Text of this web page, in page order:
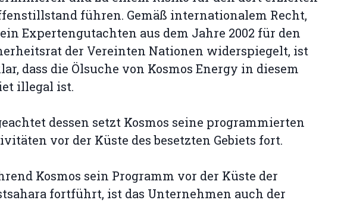
führen. Gemäß internationalem Recht,
Expertengutachten aus dem Jahre 2002 für den
der Vereinten Nationen widerspiegelt, ist
dass die Ölsuche von Kosmos Energy in diesem
illegal ist.
dessen setzt Kosmos seine programmierten
vor der Küste des besetzten Gebiets fort.
Kosmos sein Programm vor der Küste der
fortführt, ist das Unternehmen auch der